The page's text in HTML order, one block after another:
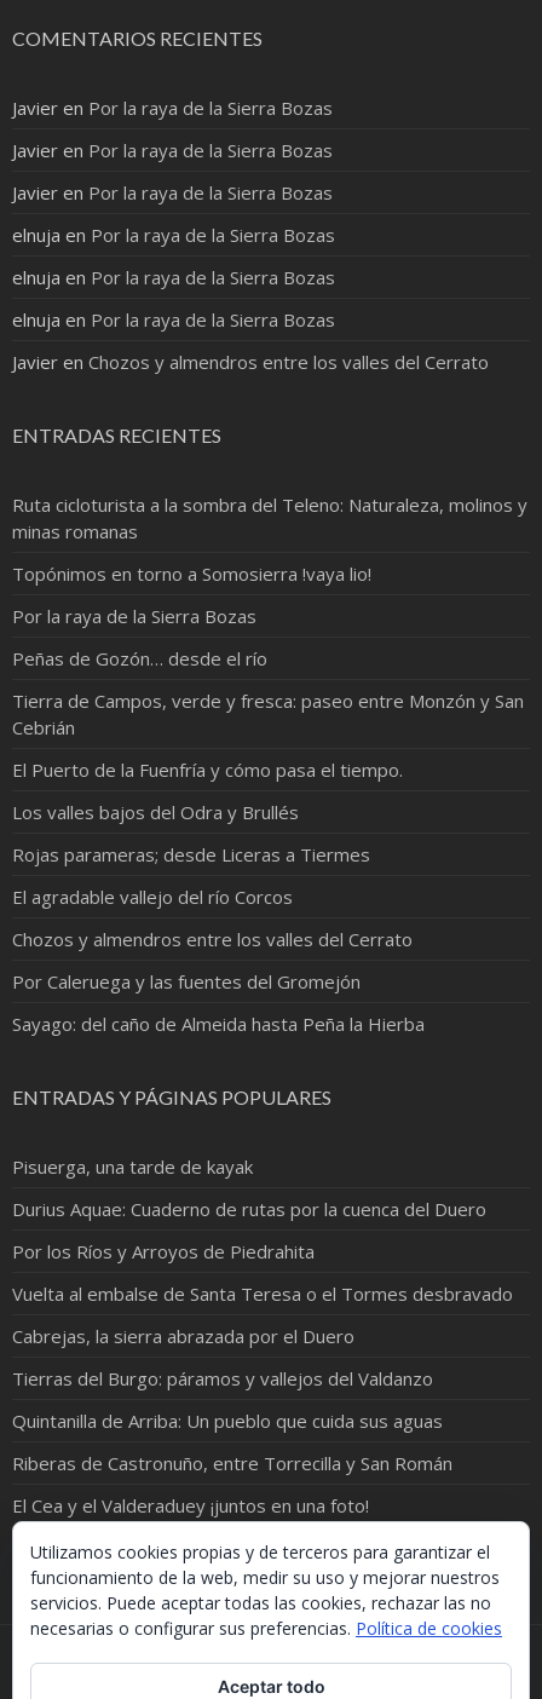
COMENTARIOS RECIENTES
Javier en Por la raya de la Sierra Bozas
Javier en Por la raya de la Sierra Bozas
Javier en Por la raya de la Sierra Bozas
elnuja en Por la raya de la Sierra Bozas
elnuja en Por la raya de la Sierra Bozas
elnuja en Por la raya de la Sierra Bozas
Javier en Chozos y almendros entre los valles del Cerrato
ENTRADAS RECIENTES
Ruta cicloturista a la sombra del Teleno: Naturaleza, molinos y
minas romanas
Topónimos en torno a Somosierra !vaya lio!
Por la raya de la Sierra Bozas
Peñas de Gozón… desde el río
Tierra de Campos, verde y fresca: paseo entre Monzón y San
Cebrián
El Puerto de la Fuenfría y cómo pasa el tiempo.
Los valles bajos del Odra y Brullés
Rojas parameras; desde Liceras a Tiermes
El agradable vallejo del río Corcos
Chozos y almendros entre los valles del Cerrato
Por Caleruega y las fuentes del Gromejón
Sayago: del caño de Almeida hasta Peña la Hierba
ENTRADAS Y PÁGINAS POPULARES
Pisuerga, una tarde de kayak
Durius Aquae: Cuaderno de rutas por la cuenca del Duero
Por los Ríos y Arroyos de Piedrahita
Vuelta al embalse de Santa Teresa o el Tormes desbravado
Cabrejas, la sierra abrazada por el Duero
Tierras del Burgo: páramos y vallejos del Valdanzo
Quintanilla de Arriba: Un pueblo que cuida sus aguas
Riberas de Castronuño, entre Torrecilla y San Román
El Cea y el Valderaduey ¡juntos en una foto!
El Gromejón, las viñas y algo de historia (I)
Si necesitas algo de este blog puedes cogerlo, lo único
que te pido es que menciones la procedencia. Gracias.
Utilizamos cookies propias y de terceros para garantizar el
funcionamiento de la web, medir su uso y mejorar nuestros
servicios. Puede aceptar todas las cookies, rechazar las no
necesarias o configurar sus preferencias. Política de cookies
Aceptar todo